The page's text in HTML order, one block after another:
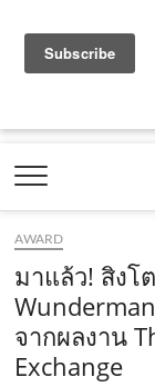
a
e
b
o
o
k
.
c
o
t
b
.
c
o
.
o
e
AWARD
มาแล้ว! สิงโ
จากผลงาน
Exchange